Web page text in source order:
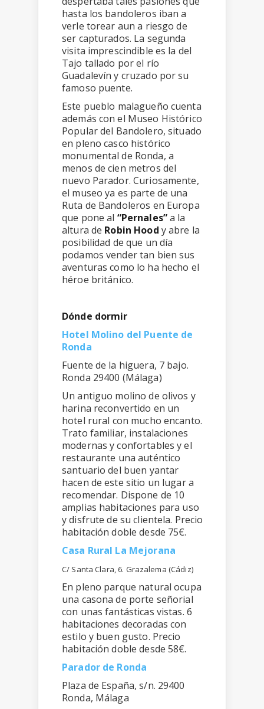
hasta los bandoleros iban a
verle torear aun a riesgo de
ser capturados. La segunda
visita imprescindible es la del
Tajo tallado por el río
Guadalevín y cruzado por su
famoso puente.
Este pueblo malagueño cuenta
además con el Museo Histórico
Popular del Bandolero, situado
en pleno casco histórico
monumental de Ronda, a
menos de cien metros del
nuevo Parador. Curiosamente,
el museo ya es parte de una
Ruta de Bandoleros en Europa
que pone al “Pernales”a la
altura de Robin Hood y abre la
posibilidad de que un día
podamos vender tan bien sus
aventuras como lo ha hecho el
héroe británico.
Dónde dormir
Hotel Molino del Puente de
Ronda
Fuente de la higuera, 7 bajo.
Ronda 29400 (Málaga)
Un antiguo molino de olivos y
harina reconvertido en un
hotel rural con mucho encanto.
Trato familiar, instalaciones
modernas y confortables y el
restaurante una auténtico
santuario del buen yantar
hacen de este sitio un lugar a
recomendar. Dispone de 10
amplias habitaciones para uso
y disfrute de su clientela. Precio
habitación doble desde 75€.
Casa Rural La Mejorana
C/ Santa Clara, 6. Grazalema (Cádiz)
En pleno parque natural ocupa
una casona de porte señorial
con unas fantásticas vistas. 6
habitaciones decoradas con
estilo y buen gusto. Precio
habitación doble desde 58€.
Parador de Ronda
Plaza de España, s/n. 29400
Ronda, Málaga